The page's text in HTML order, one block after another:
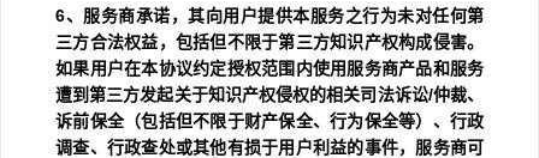
6、服务商承诺，其向用户提供本服务之行为未对任何第
三方合法权益，包括但不限于第三方知识产权构成侵害。
如果用户在本协议约定授权范围内使用服务商产品和服务
遭到第三方发起关于知识产权侵权的相关司法诉讼/仲裁、
诉前保全（包括但不限于财产保全、行为保全等）、行政
调查、行政查处或其他有损于用户利益的事件，服务商可